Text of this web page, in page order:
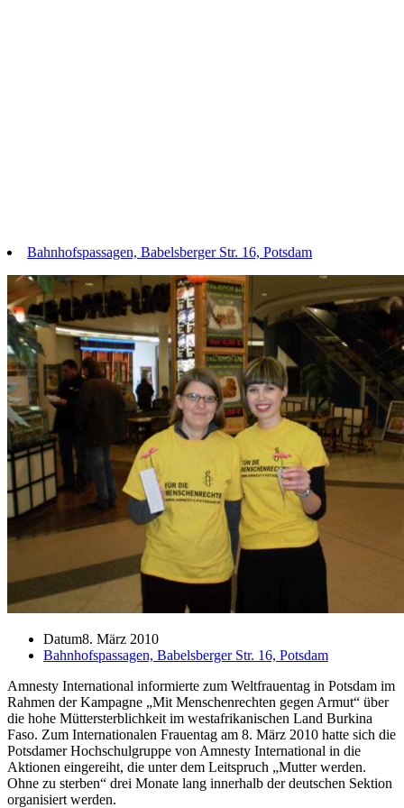
Bahnhofspassagen, Babelsberger Str. 16, Potsdam
Datum8. März 2010
Bahnhofspassagen, Babelsberger Str. 16, Potsdam
Amnesty International informierte zum Weltfrauentag in Potsdam im
Rahmen der Kampagne „Mit Menschenrechten gegen Armut“ über
die hohe Müttersterblichkeit im westafrikanischen Land Burkina
Faso. Zum Internationalen Frauentag am 8. März 2010 hatte sich die
Potsdamer Hochschulgruppe von Amnesty International in die
Aktionen eingereiht, die unter dem Leitspruch „Mutter werden.
Ohne zu sterben“ drei Monate lang innerhalb der deutschen Sektion
organisiert werden.